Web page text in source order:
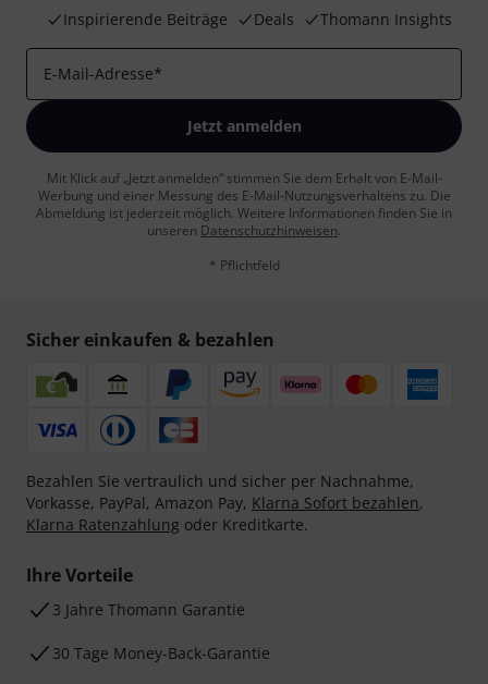
Inspirierende Beiträge
Deals Thomann Insights
E-Mail-Adresse*
Jetzt anmelden
Mit Klick auf „Jetzt anmelden“ stimmen Sie dem Erhalt von E-Mail-
Werbung und einer Messung des E-Mail-Nutzungsverhaltens zu. Die
Abmeldung ist jederzeit möglich. Weitere Informationen finden Sie in
unseren Datenschutzhinweisen.
* Pflichtfeld
Sicher einkaufen & bezahlen
Bezahlen Sie vertraulich und sicher per Nachnahme,
Vorkasse, PayPal, Amazon Pay, Klarna Sofort bezahlen,
Klarna Ratenzahlung oder Kreditkarte.
Ihre Vorteile
3 Jahre Thomann Garantie
30 Tage Money-Back-Garantie